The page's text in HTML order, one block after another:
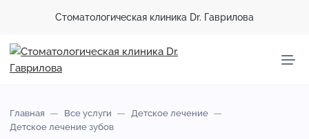
Стоматологическая клиника Dr. Гаврилова
Главная Все услуги
Детское лечение
Детское лечение зубов